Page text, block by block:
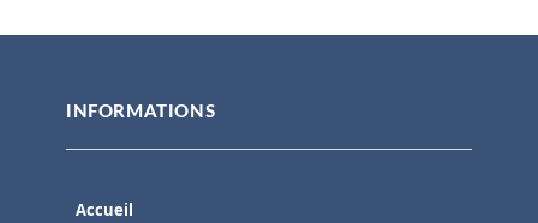
INFORMATIONS
Accueil